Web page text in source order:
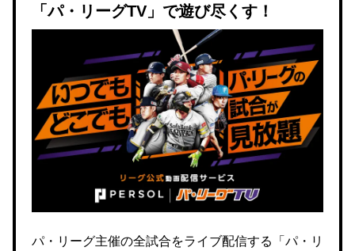
「パ・リーグTV」で遊び尽くす！
パ・リーグ主催の全試合をライブ配信する「パ・リ